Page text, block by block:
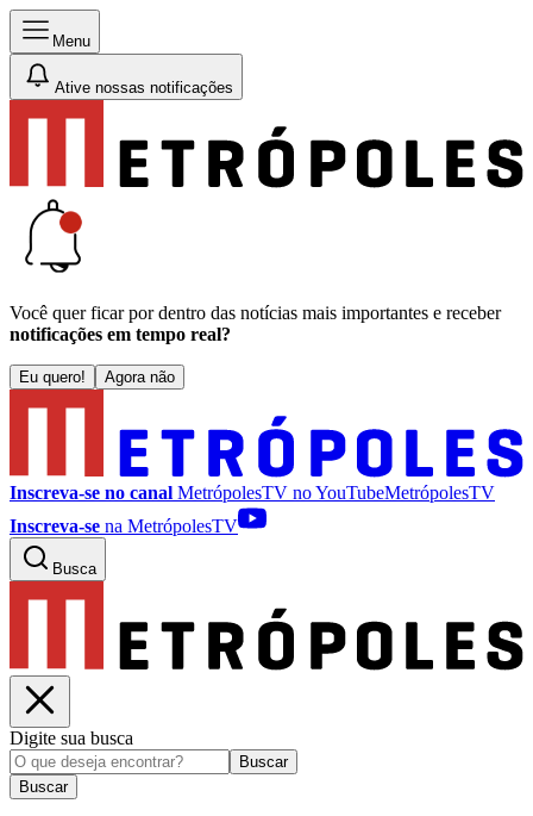
Menu
Ative nossas notificações
Você quer ficar por dentro das notícias mais importantes e receber
notificações em tempo real?
Eu quero! Agora não
Inscreva-se no canal MetrópolesTV noYouTubeMetrópolesTV
Inscreva-se na MetrópolesTV
Busca
Digite sua busca
Buscar
Buscar